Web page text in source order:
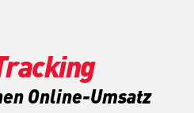
Online-Umsatz